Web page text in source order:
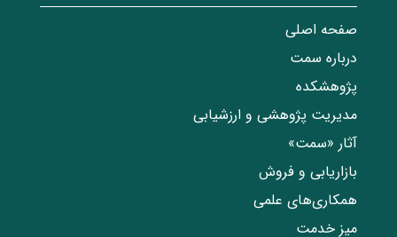
صفحه اصلی
درباره سمت
پژوهشکده
مدیریت پژوهشی و ارزشیابی
آثار «سمت»
بازاریابی و فروش
همکاری‌های علمی
میز خدمت